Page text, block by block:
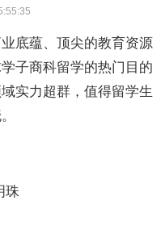
底蕴、顶尖的教育资源
子商科留学的热门目的
实力超群，值得留学生
珠